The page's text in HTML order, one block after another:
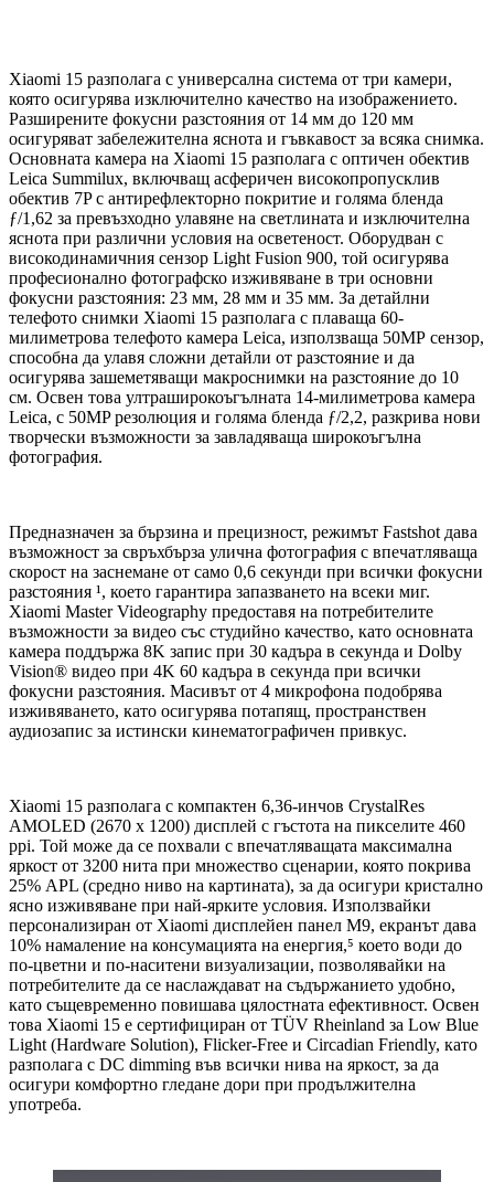
Xiaomi 15 разполага с универсална система от три камери,
която осигурява изключително качество на изображението.
Разширените фокусни разстояния от 14 мм до 120 мм
осигуряват забележителна яснота и гъвкавост за всяка снимка.
Основната камера на Xiaomi 15 разполага с оптичен обектив
Leica Summilux, включващ асферичен високопропусклив
обектив 7P с антирефлекторно покритие и голяма бленда
ƒ/1,62 за превъзходно улавяне на светлината и изключителна
яснота при различни условия на осветеност. Оборудван с
високодинамичния сензор Light Fusion 900, той осигурява
професионално фотографско изживяване в три основни
фокусни разстояния: 23 мм, 28 мм и 35 мм. За детайлни
телефото снимки Xiaomi 15 разполага с плаваща 60-
милиметрова телефото камера Leica, използваща 50МР сензор,
способна да улавя сложни детайли от разстояние и да
осигурява зашеметяващи макроснимки на разстояние до 10
см. Освен това ултраширокоъгълната 14-милиметрова камера
Leica, с 50MP резолюция и голяма бленда ƒ/2,2, разкрива нови
творчески възможности за завладяваща широкоъгълна
фотография.
Предназначен за бързина и прецизност, режимът Fastshot дава
възможност за свръхбърза улична фотография с впечатляваща
скорост на заснемане от само 0,6 секунди при всички фокусни
разстояния ¹, което гарантира запазването на всеки миг.
Xiaomi Master Videography предоставя на потребителите
възможности за видео със студийно качество, като основната
камера поддържа 8K запис при 30 кадъра в секунда и Dolby
Vision® видео при 4K 60 кадъра в секунда при всички
фокусни разстояния. Масивът от 4 микрофона подобрява
изживяването, като осигурява потапящ, пространствен
аудиозапис за истински кинематографичен привкус.
Xiaomi 15 разполага с компактен 6,36-инчов CrystalRes
AMOLED (2670 x 1200) дисплей с гъстота на пикселите 460
ppi. Той може да се похвали с впечатляващата максимална
яркост от 3200 нита при множество сценарии, която покрива
25% APL (средно ниво на картината), за да осигури кристално
ясно изживяване при най-ярките условия. Използвайки
персонализиран от Xiaomi дисплейен панел M9, екранът дава
10% намаление на консумацията на енергия,⁵ което води до
по-цветни и по-наситени визуализации, позволявайки на
потребителите да се наслаждават на съдържанието удобно,
като същевременно повишава цялостната ефективност. Освен
това Xiaomi 15 е сертифициран от TÜV Rheinland за Low Blue
Light (Hardware Solution), Flicker-Free и Circadian Friendly, като
разполага с DC dimming във всички нива на яркост, за да
осигури комфортно гледане дори при продължителна
употреба.